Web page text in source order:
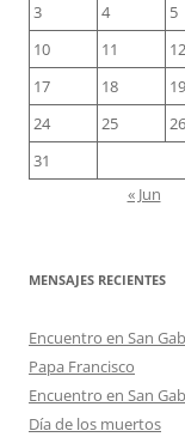
3
4 5
10
11 12
17
18 19
24
25 26
31
« Jun
MENSAJES RECIENTES
Encuentro en San
Papa Francisco
Encuentro en San
Día de los muertos